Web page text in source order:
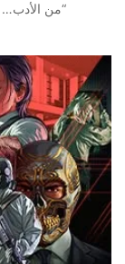
“من الأدب…